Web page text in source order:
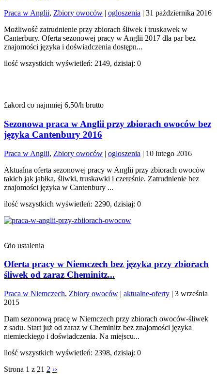
Praca w Anglii, Zbiory owoców | ogloszenia | 31 października 2016
Możliwość zatrudnienie przy zbiorach śliwek i truskawek w
Canterbury. Oferta sezonowej pracy w Anglii 2017 dla par bez
znajomości języka i doświadczenia dostępn...
ilość wszystkich wyświetleń: 2149, dzisiaj: 0
£akord co najmniej 6,50/h brutto
Sezonowa praca w Anglii przy zbiorach owoców bez
języka Cantenbury 2016
Praca w Anglii, Zbiory owoców | ogloszenia | 10 lutego 2016
Aktualna oferta sezonowej pracy w Anglii przy zbiorach owoców
takich jak jabłka, śliwki, truskawki i czereśnie. Zatrudnienie bez
znajomości języka w Cantenbury ...
ilość wszystkich wyświetleń: 2290, dzisiaj: 0
€do ustalenia
Oferta pracy w Niemczech bez języka przy zbiorach
śliwek od zaraz Cheminitz...
Praca w Niemczech, Zbiory owoców | aktualne-oferty | 3 września
2015
Dam sezonową pracę w Niemczech przy zbiorach owoców-śliwek
z sadu. Start już od zaraz w Cheminitz bez znajomości języka
niemieckiego i doświadczenia. Na miejscu...
ilość wszystkich wyświetleń: 2398, dzisiaj: 0
Strona 1 z 21 2 ››